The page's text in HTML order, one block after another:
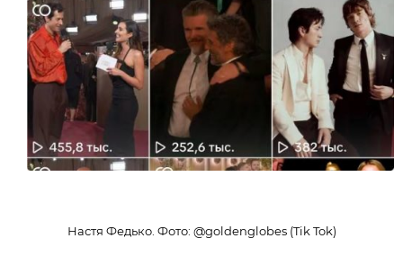
Настя Федько. Фото: @goldenglobes (Tik Tok)